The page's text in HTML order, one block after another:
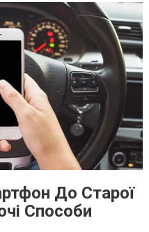
До Старої
Способи